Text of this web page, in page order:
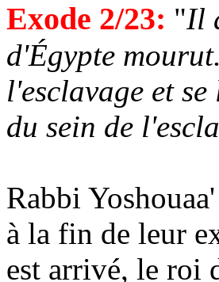
Exode 2/23: "Il
d'Égypte
l'esclavage et
du sein de
Rabbi Yoshouaa
à la fin de leur
est arrivé, le roi